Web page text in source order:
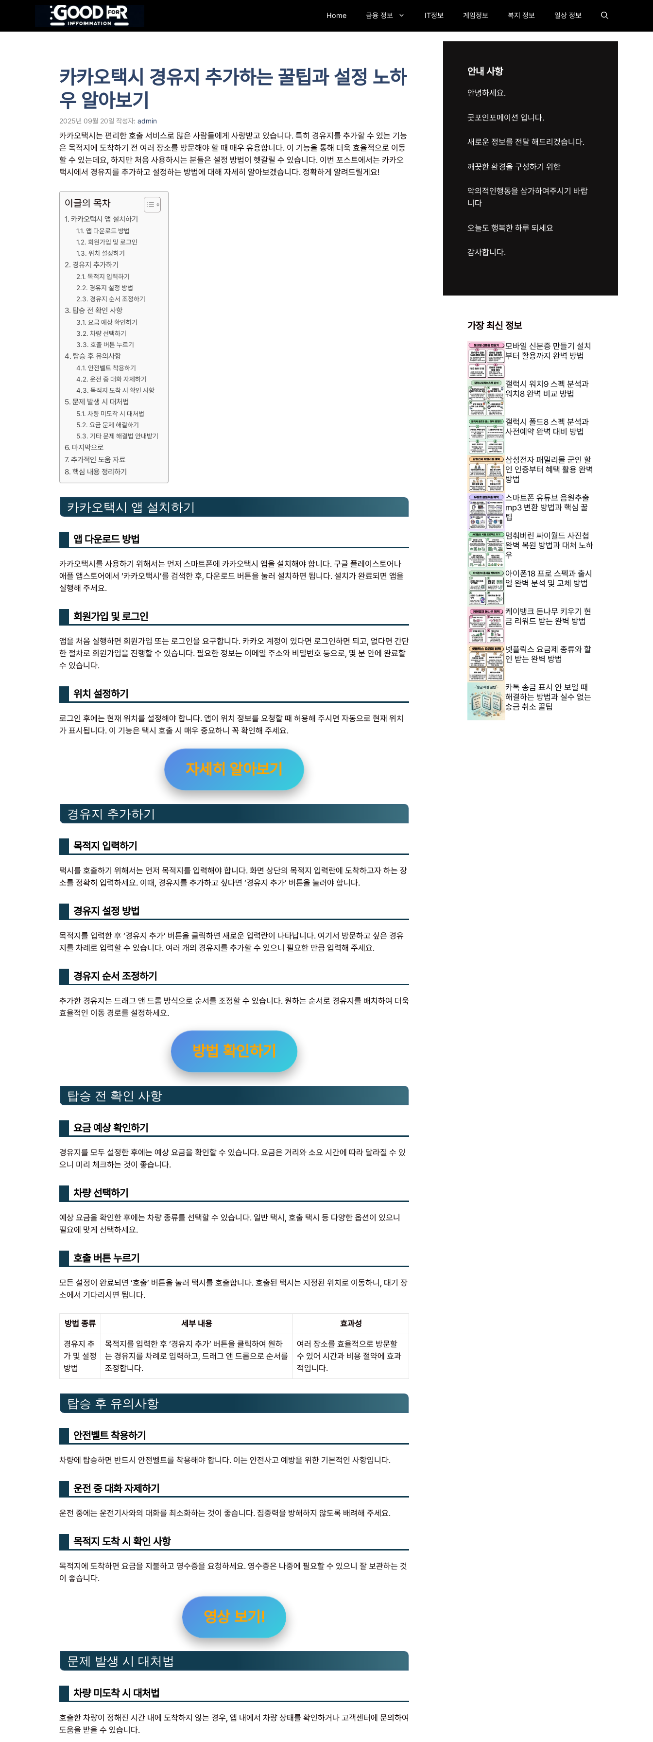
츠
Home 금융 정보 IT정보 게임정보 복지 정보 일상 정보
카카오택시 경유지 추가하는 꿀팁과 설정 노하
우 알아보기
2025년 09월 20일 작성자: admin
카카오택시는 편리한 호출 서비스로 많은 사람들에게 사랑받고 있습니다. 특히 경유지를 추가할 수 있는 기능
은 목적지에 도착하기 전 여러 장소를 방문해야 할 때 매우 유용합니다. 이 기능을 통해 더욱 효율적으로 이동
할 수 있는데요, 하지만 처음 사용하시는 분들은 설정 방법이 헷갈릴 수 있습니다. 이번 포스트에서는 카카오
택시에서 경유지를 추가하고 설정하는 방법에 대해 자세히 알아보겠습니다. 정확하게 알려드릴게요!
이글의 목차
카카오택시 앱 설치하기
앱 다운로드 방법
회원가입 및 로그인
위치 설정하기
경유지 추가하기
목적지 입력하기
경유지 설정 방법
경유지 순서 조정하기
탑승 전 확인 사항
요금 예상 확인하기
차량 선택하기
호출 버튼 누르기
탑승 후 유의사항
안전벨트 착용하기
운전 중 대화 자제하기
목적지 도착 시 확인 사항
문제 발생 시 대처법
차량 미도착 시 대처법
요금 문제 해결하기
기타 문제 해결법 안내받기
마지막으로
추가적인 도움 자료
핵심 내용 정리하기
카카오택시 앱 설치하기
앱 다운로드 방법
카카오택시를 사용하기 위해서는 먼저 스마트폰에 카카오택시 앱을 설치해야 합니다. 구글 플레이스토어나
애플 앱스토어에서 ‘카카오택시’를 검색한 후, 다운로드 버튼을 눌러 설치하면 됩니다. 설치가 완료되면 앱을
실행해 주세요.
회원가입 및 로그인
앱을 처음 실행하면 회원가입 또는 로그인을 요구합니다. 카카오 계정이 있다면 로그인하면 되고, 없다면 간단
한 절차로 회원가입을 진행할 수 있습니다. 필요한 정보는 이메일 주소와 비밀번호 등으로, 몇 분 안에 완료할
수 있습니다.
위치 설정하기
로그인 후에는 현재 위치를 설정해야 합니다. 앱이 위치 정보를 요청할 때 허용해 주시면 자동으로 현재 위치
가 표시됩니다. 이 기능은 택시 호출 시 매우 중요하니 꼭 확인해 주세요.
자세히 알아보기
경유지 추가하기
목적지 입력하기
택시를 호출하기 위해서는 먼저 목적지를 입력해야 합니다. 화면 상단의 목적지 입력란에 도착하고자 하는 장
소를 정확히 입력하세요. 이때, 경유지를 추가하고 싶다면 ‘경유지 추가’ 버튼을 눌러야 합니다.
경유지 설정 방법
목적지를 입력한 후 ‘경유지 추가’ 버튼을 클릭하면 새로운 입력란이 나타납니다. 여기서 방문하고 싶은 경유
지를 차례로 입력할 수 있습니다. 여러 개의 경유지를 추가할 수 있으니 필요한 만큼 입력해 주세요.
경유지 순서 조정하기
추가한 경유지는 드래그 앤 드롭 방식으로 순서를 조정할 수 있습니다. 원하는 순서로 경유지를 배치하여 더욱
효율적인 이동 경로를 설정하세요.
방법 확인하기
탑승 전 확인 사항
요금 예상 확인하기
경유지를 모두 설정한 후에는 예상 요금을 확인할 수 있습니다. 요금은 거리와 소요 시간에 따라 달라질 수 있
으니 미리 체크하는 것이 좋습니다.
차량 선택하기
예상 요금을 확인한 후에는 차량 종류를 선택할 수 있습니다. 일반 택시, 호출 택시 등 다양한 옵션이 있으니
필요에 맞게 선택하세요.
호출 버튼 누르기
모든 설정이 완료되면 ‘호출’ 버튼을 눌러 택시를 호출합니다. 호출된 택시는 지정된 위치로 이동하니, 대기 장
소에서 기다리시면 됩니다.
방법 종류 세부 내용 효과성
경유지 추
가 및 설정
방법
목적지를 입력한 후 ‘경유지 추가’ 버튼을 클릭하여 원하
는 경유지를 차례로 입력하고, 드래그 앤 드롭으로 순서를
조정합니다.
여러 장소를 효율적으로 방문할
수 있어 시간과 비용 절약에 효과
적입니다.
탑승 후 유의사항
안전벨트 착용하기
차량에 탑승하면 반드시 안전벨트를 착용해야 합니다. 이는 안전사고 예방을 위한 기본적인 사항입니다.
운전 중 대화 자제하기
운전 중에는 운전기사와의 대화를 최소화하는 것이 좋습니다. 집중력을 방해하지 않도록 배려해 주세요.
목적지 도착 시 확인 사항
목적지에 도착하면 요금을 지불하고 영수증을 요청하세요. 영수증은 나중에 필요할 수 있으니 잘 보관하는 것
이 좋습니다.
영상 보기!
문제 발생 시 대처법
차량 미도착 시 대처법
호출한 차량이 정해진 시간 내에 도착하지 않는 경우, 앱 내에서 차량 상태를 확인하거나 고객센터에 문의하여
도움을 받을 수 있습니다.
안내 사항
안녕하세요.
굿포인포메이션 입니다.
새로운 정보를 전달 해드리겠습니다.
깨끗한 환경을 구성하기 위한
악의적인행동을 삼가하여주시기 바랍
니다
오늘도 행복한 하루 되세요
감사합니다.
가장 최신 정보
모바일 신분증 만들기 설치
부터 활용까지 완벽 방법
갤럭시 워치9 스펙 분석과
워치8 완벽 비교 방법
갤럭시 폴드8 스펙 분석과
사전예약 완벽 대비 방법
삼성전자 패밀리몰 군인 할
인 인증부터 혜택 활용 완벽
방법
스마트폰 유튜브 음원추출
mp3 변환 방법과 핵심 꿀
팁
멈춰버린 싸이월드 사진첩
완벽 복원 방법과 대처 노하
우
아이폰18 프로 스펙과 출시
일 완벽 분석 및 교체 방법
케이뱅크 돈나무 키우기 현
금 리워드 받는 완벽 방법
넷플릭스 요금제 종류와 할
인 받는 완벽 방법
카톡 송금 표시 안 보일 때
해결하는 방법과 실수 없는
송금 취소 꿀팁